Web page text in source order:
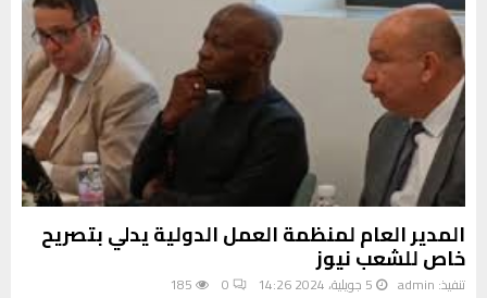
المدير العام لمنظمة العمل الدولية يدلي بتصريح
خاص للشعب نيوز
تنفيذ: admin 5 جويلية، 2024 14:26 0
185